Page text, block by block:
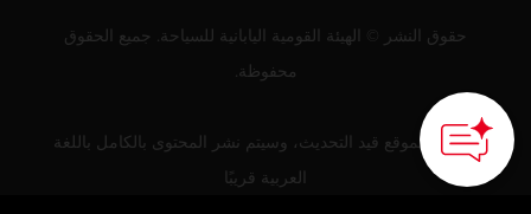
حقوق النشر © الهيئة القومية اليابانية للسياحة. جميع الحقوق
محفوظة.
لا يزال الموقع قيد التحديث، وسيتم نشر المحتوى بالكامل باللغة
العربية قريبًا